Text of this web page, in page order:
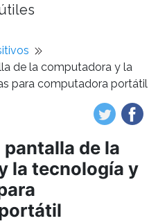
de la computadora y la
para computadora portátil
de la
la tecnología y